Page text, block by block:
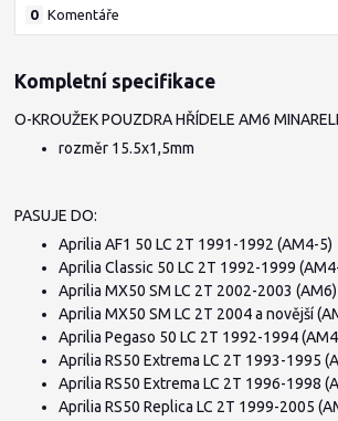
Komentáře
0
Kompletní specifikace
O-KROUŽEK POUZDRA HŘÍDELE AM6
rozměr 15.5x1,5mm
PASUJE DO:
Aprilia AF1 50 LC 2T 1991-1992 (AM4-5)
Aprilia Classic 50 LC 2T 1992-1999
Aprilia MX50 SM LC 2T 2002-2003 (AM6)
Aprilia MX50 SM LC 2T 2004 a novější
Aprilia Pegaso 50 LC 2T 1992-1994
Aprilia RS50 Extrema LC 2T 1993-1995
Aprilia RS50 Extrema LC 2T 1996-1998
Aprilia RS50 Replica LC 2T 1999-2005